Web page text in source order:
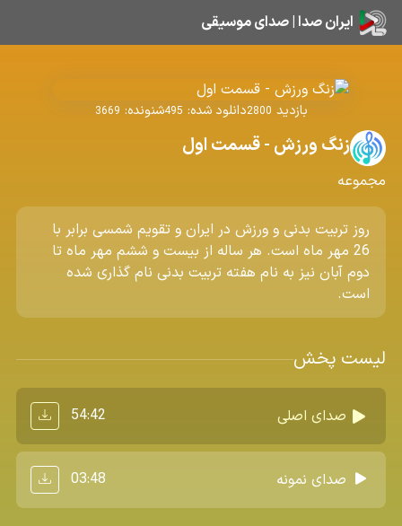
ایران صدا | صدای موسیقی
بازدید 2800دانلود شده: 495شنونده: 3669
زنگ ورزش - قسمت اول
مجموعه
روز تربیت بدنی و ورزش در ایران و تقویم شمسی برابر با
26 مهر ماه است. هر ساله از بیست و ششم مهر ماه تا
دوم آبان نیز به نام هفته تربیت بدنی نام گذاری شده
است.
لیست پخش
صدای اصلی 54:42
صدای نمونه 03:48